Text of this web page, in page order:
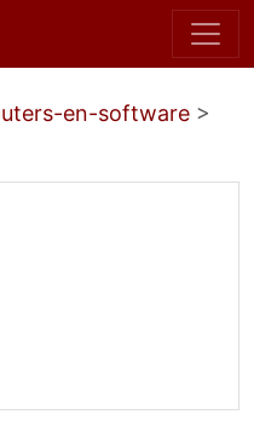
en-software >